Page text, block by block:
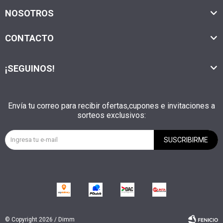
NOSOTROS
CONTACTO
Envía tu correo para recibir ofertas,cupones e invitaciones a
sorteos exclusivos:
SUSCRIBIRME
¡SEGUINOS!
© Copyright 2026 / Dimm